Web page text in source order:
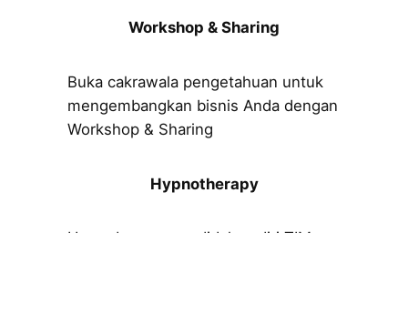
Workshop & Sharing
Buka cakrawala pengetahuan untuk
mengembangkan bisnis Anda dengan
Workshop & Sharing
Hypnotherapy
Upgrade program didalam diri TIM